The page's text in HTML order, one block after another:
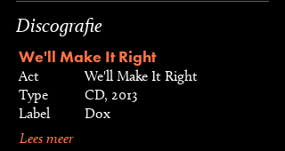
Discografie
We'll Make It Right
Act
We'll Make It Right
Type
CD, 2013
Label
Dox
Lees meer